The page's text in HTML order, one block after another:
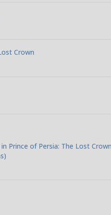
Crown
Prince of Persia: The Lost